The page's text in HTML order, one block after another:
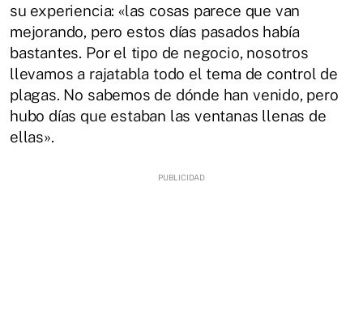
su experiencia: «las cosas parece que van
mejorando, pero estos días pasados había
bastantes. Por el tipo de negocio, nosotros
llevamos a rajatabla todo el tema de control de
plagas. No sabemos de dónde han venido, pero
hubo días que estaban las ventanas llenas de
ellas».